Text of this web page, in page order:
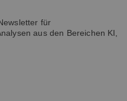
für
aus den Bereichen KI,